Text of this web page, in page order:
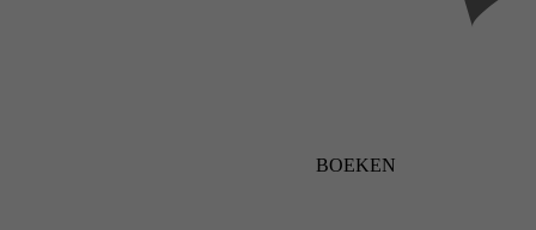
BOEKEN